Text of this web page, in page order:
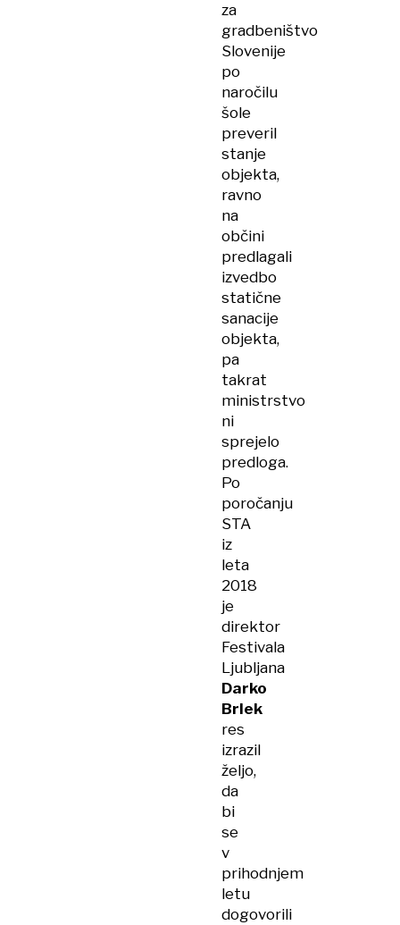
za
gradbeništvo
Slovenije
po
naročilu
šole
preveril
stanje
objekta,
ravno
na
občini
predlagali
izvedbo
statične
sanacije
objekta,
pa
takrat
ministrstvo
ni
sprejelo
predloga.
Po
poročanju
STA
iz
leta
2018
je
direktor
Festivala
Ljubljana
Darko
Brlek
res
izrazil
željo,
da
bi
se
v
prihodnjem
letu
dogovorili